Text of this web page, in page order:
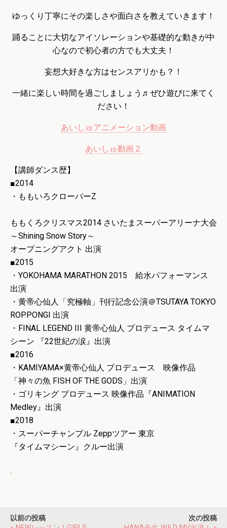
ゆっくり丁寧にその楽しさや面白さを教えていきます！
踊ることに大切なアイソレーションや基礎的な動きが中
心なので初心者の方でも大丈夫！
妄想大好きな方はセンスアリかも？！
一緒に楽しい時間を過ごしましょう♬ぜひ遊びに来てく
ださい！
あいしゅアニメーション動画
あいしゅ動画２
【講師ダンス歴】
■2014
・ももいろクローバーZ
ももくろクリスマス2014 さいたまスーパーアリーナ大会
～Shining Snow Story～
オープニングアクト 出演
■2015
・YOKOHAMA MARATHON 2015 給水パフォーマンス
出演
・黄帝心仙人「究極軸」刊行記念公演＠TSUTAYA TOKYO
ROPPONGI 出演
・FINAL LEGEND III 黄帝心仙人 プロデュース タイムマ
シーン 『22世紀の涙』出演
■2016
・KAMIYAMA×黄帝心仙人 プロデュース 映像作品
「神々の魚 FISH OF THE GODS」出演
・ゴリキング プロデュース 映像作品『ANIMATION
Medley』出演
■2018
・スーパーチャンプル Zeppツアー 東京
『タイムマシーン』クルー出演
以前の投稿
次の投稿